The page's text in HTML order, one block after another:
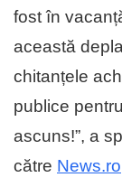
fost în
această
chitanțele
publice
ascuns!”, a
către News.ro